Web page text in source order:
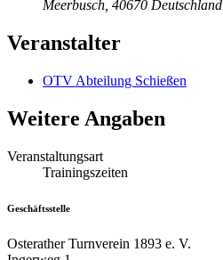
Meerbusch 40670 Deutschland
Veranstalter
OTV Abteilung Schießen
Weitere Angaben
Veranstaltungsart
Trainingszeiten
Geschäftsstelle
Osterather Turnverein 1893 e. V.